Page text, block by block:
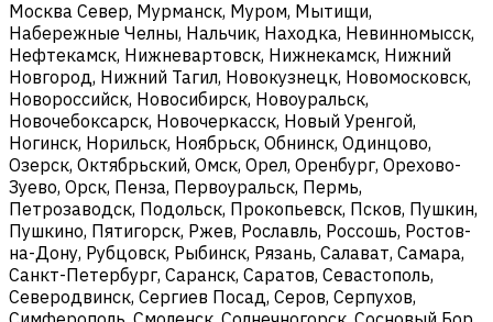
Москва Север, Мурманск, Муром, Мытищи,
Набережные Челны, Нальчик, Находка, Невинномысск,
Нефтекамск, Нижневартовск, Нижнекамск, Нижний
Новгород, Нижний Тагил, Новокузнецк, Новомосковск,
Новороссийск, Новосибирск, Новоуральск,
Новочебоксарск, Новочеркасск, Новый Уренгой,
Ногинск, Норильск, Ноябрьск, Обнинск, Одинцово,
Озерск, Октябрьский, Омск, Орел, Оренбург, Орехово-
Зуево, Орск, Пенза, Первоуральск, Пермь,
Петрозаводск, Подольск, Прокопьевск, Псков, Пушкин,
Пушкино, Пятигорск, Ржев, Рославль, Россошь, Ростов-
на-Дону, Рубцовск, Рыбинск, Рязань, Салават, Самара,
Санкт-Петербург, Саранск, Саратов, Севастополь,
Северодвинск, Сергиев Посад, Серов, Серпухов,